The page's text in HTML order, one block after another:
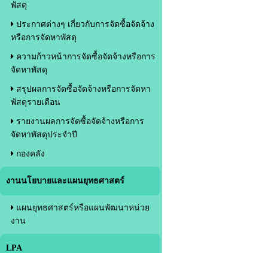
พัสดุ
ประกาศต่างๆ เกี่ยวกับการจัดซื้อจัดจ้าง
หรือการจัดหาพัสดุ
ความก้าวหน้าการจัดซื้อจัดจ้างหรือการ
จัดหาพัสดุ
สรุปผลการจัดซื้อจัดจ้างหรือการจัดหา
พัสดุรายเดือน
รายงานผลการจัดซื้อจัดจ้างหรือการ
จัดหาพัสดุประจำปี
กองคลัง
งานนโยบายและแผนยุทธศาสตร์
แผนยุทธศาสตร์หรือแผนพัฒนาหน่วย
งาน
LPA